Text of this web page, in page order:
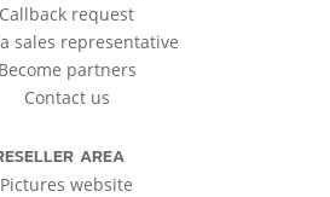
Callback request
sales representative
Become partners
Contact us
AREA
Pictures website